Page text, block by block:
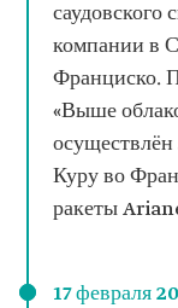
саудовского
компании в
Франциско.
«Выше
осуществлён
Куру во
ракеты
17 февраля